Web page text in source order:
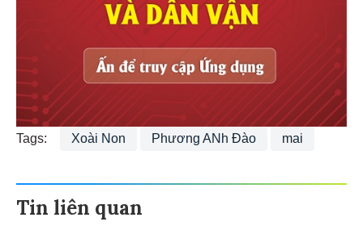
Tags: Xoài Non Phương ANh Đào mai
Tin liên quan